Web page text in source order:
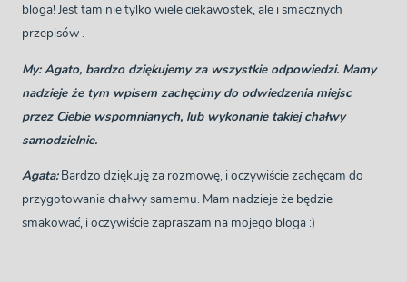
bloga! Jest tam nie tylko wiele ciekawostek, ale i smacznych
przepisów .
My: Agato, bardzo dziękujemy za wszystkie odpowiedzi. Mamy
nadzieje że tym wpisem zachęcimy do odwiedzenia miejsc
przez Ciebie wspomnianych, lub wykonanie takiej chałwy
samodzielnie.
Agata: Bardzo dziękuję za rozmowę, i oczywiście zachęcam do
przygotowania chałwy samemu. Mam nadzieje że będzie
smakować, i oczywiście zapraszam na mojego bloga :)